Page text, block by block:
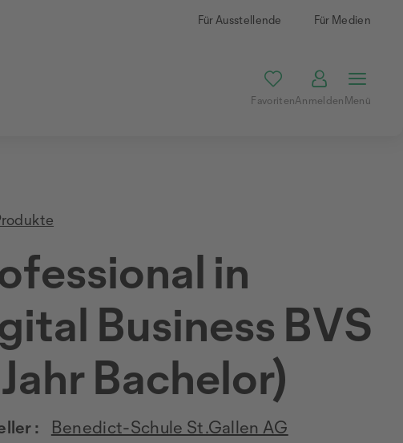
Für Ausstellende Für Medien
FavoritenAnmeldenMenü
in
Business BVS
Jahr Bachelor)
:
Benedict-Schule St.Gallen AG